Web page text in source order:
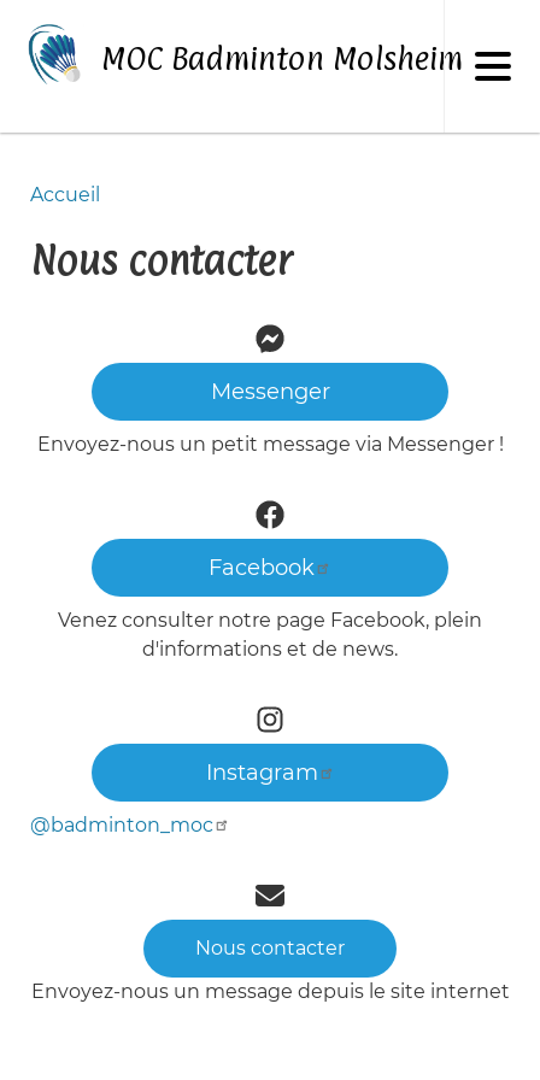
contenu
principal
MOC Badminton Molsheim
d'Ariane
Accueil
Nous contacter
Messenger
Envoyez-nous un petit message via Messenger !
Facebook
Venez consulter notre page Facebook, plein
d'informations et de news.
Instagram
@badminton_moc
Nous contacter
Envoyez-nous un message depuis le site internet